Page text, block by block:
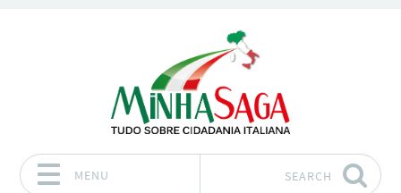
MENU SEARCH